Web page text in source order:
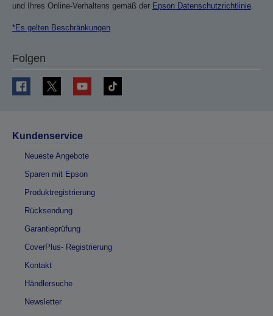
und Ihres Online-Verhaltens gemäß der Epson Datenschutzrichtlinie
*Es gelten Beschränkungen
Folgen
Kundenservice
Neueste Angebote
Sparen mit Epson
Produktregistrierung
Rücksendung
Garantieprüfung
CoverPlus- Registrierung
Kontakt
Händlersuche
Newsletter